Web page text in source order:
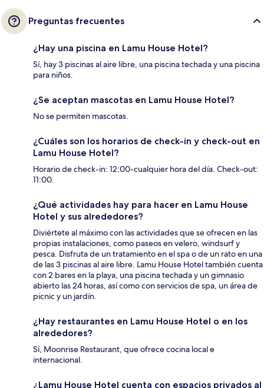
Preguntas frecuentes
¿Hay una piscina en Lamu House Hotel?
Sí, hay 3 piscinas al aire libre, una piscina techada y una piscina
para niños.
¿Se aceptan mascotas en Lamu House Hotel?
No se permiten mascotas.
¿Cuáles son los horarios de check-in y check-out en
Lamu House Hotel?
Horario de check-in: 12:00-cualquier hora del día. Check-out:
11:00.
¿Qué actividades hay para hacer en Lamu House
Hotel y sus alrededores?
Diviértete al máximo con las actividades que se ofrecen en las
propias instalaciones, como paseos en velero, windsurf y
pesca. Disfruta de un tratamiento en el spa o de un rato en una
de las 3 piscinas al aire libre. Lamu House Hotel también cuenta
con 2 bares en la playa, una piscina techada y un gimnasio
abierto las 24 horas, así como con servicios de spa, un área de
picnic y un jardín.
¿Hay restaurantes en Lamu House Hotel o en los
alrededores?
Sí, Moonrise Restaurant, que ofrece cocina local e
internacional.
¿Lamu House Hotel cuenta con espacios privados al